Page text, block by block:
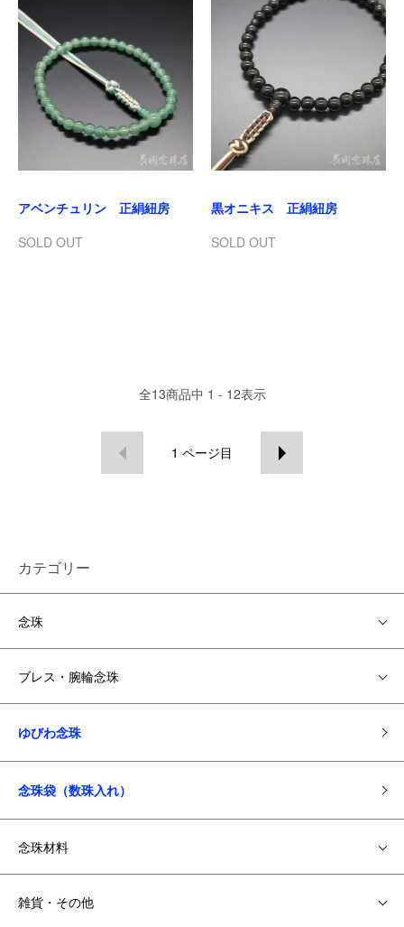
アベンチュリン 正絹紐房
SOLD OUT
黒オニキス 正絹紐房
SOLD OUT
全13商品中 1 - 12表示
1 ページ目
カテゴリー
念珠
ブレス・腕輪念珠
ゆびわ念珠
念珠袋（数珠入れ）
念珠材料
雑貨・その他